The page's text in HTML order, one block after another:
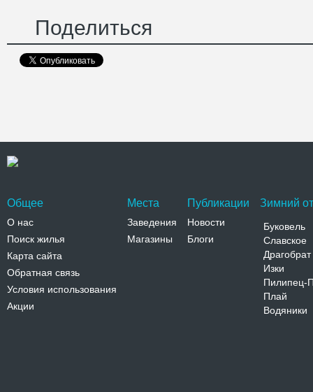
Поделиться
Общее
О нас
Поиск жилья
Карта сайта
Обратная связь
Условия использования
Акции
Места
Заведения
Магазины
Публикации
Новости
Блоги
Зимний
Буковель
Славское
Драгобрат
Изки
Пилипец-
Плай
Водяники